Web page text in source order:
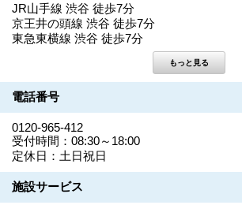
JR山手線 渋谷 徒歩7分
京王井の頭線 渋谷 徒歩7分
東急東横線 渋谷 徒歩7分
電話番号
0120-965-412
受付時間：08:30～18:00
定休日：土日祝日
施設サービス